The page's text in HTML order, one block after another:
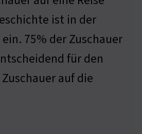
ist in der
75% der Zuschauer
für den
auf die